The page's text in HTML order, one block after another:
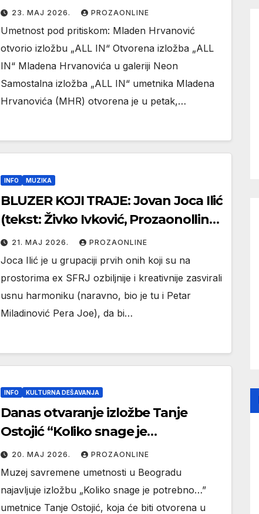
u galeriji NEON
23. МАЈ 2026. PROZAONLINE
Umetnost pod pritiskom: Mladen Hrvanović
otvorio izložbu „ALL IN“ Otvorena izložba „ALL
IN“ Mladena Hrvanovića u galeriji Neon
Samostalna izložba „ALL IN“ umetnika Mladena
Hrvanovića (MHR) otvorena je u petak,…
INFO MUZIKA
BLUZER KOJI TRAJE: Jovan Joca Ilić
(tekst: Živko Ivković, Prozaonolline
Beograd 2026)
21. МАЈ 2026. PROZAONLINE
Joca Ilić je u grupaciji prvih onih koji su na
prostorima ex SFRJ ozbiljnije i kreativnije zasvirali
usnu harmoniku (naravno, bio je tu i Petar
Miladinović Pera Joe), da bi…
INFO KULTURNA DEŠAVANJA
Danas otvaranje izložbe Tanje
Ostojić “Koliko snage je
potrebno…” u Galeriji-legatu Milice
Zorić i Rodoljuba Čolakovića
20. МАЈ 2026. PROZAONLINE
Muzej savremene umetnosti u Beogradu
najavljuje izložbu „Koliko snage je potrebno…”
umetnice Tanje Ostojić, koja će biti otvorena u